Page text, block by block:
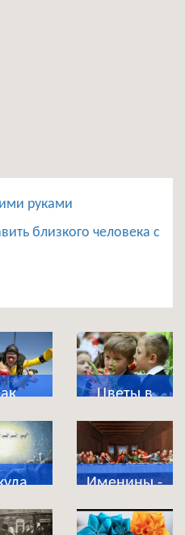
руками
близкого человека с
с
Цветы в
школу
Именины -
что это за
праздник?